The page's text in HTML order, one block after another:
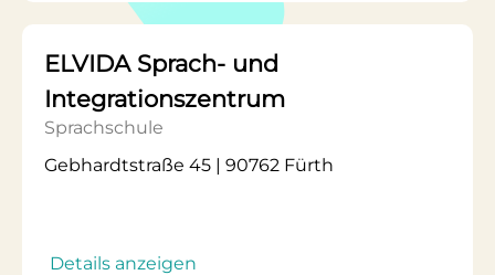
ELVIDA Sprach- und
Integrationszentrum
Sprachschule
Gebhardtstraße 45 | 90762 Fürth
Details anzeigen